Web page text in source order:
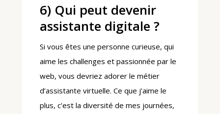
6) Qui peut devenir
assistante digitale ?
Si vous êtes une personne curieuse, qui
aime les challenges et passionnée par le
web, vous devriez adorer le métier
d’assistante virtuelle. Ce que j’aime le
plus, c’est la diversité de mes journées,